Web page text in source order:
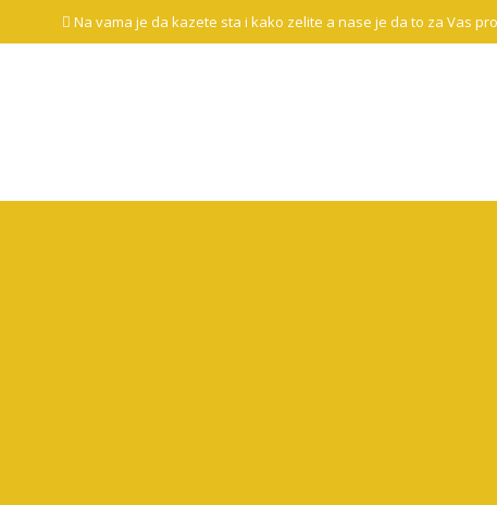
Na vama je da kazete sta i kako zelite a nase je da to za Vas